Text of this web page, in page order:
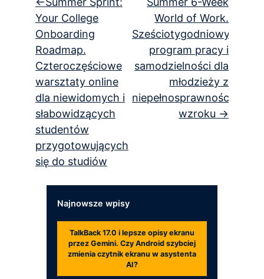
wpisu
Your College
Onboarding
Roadmap.
Czteroczęściowe
warsztaty online
dla niewidomych i
słabowidzących
studentów
przygotowujących
się do studiów
World of Work.
Sześciotygodniowy
program pracy i
samodzielności dla
młodzieży z
niepełnosprawnością
wzroku
Najnowsze wpisy
TalkBack 17.0 i lepsze opisy ekranu
przez Gemini. Czy Android szybciej
zmienia czytnik ekranu w asystenta
AI?